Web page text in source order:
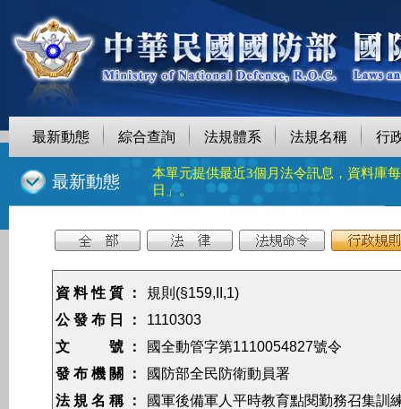
最新動態 綜合查詢 法規體系 法規名稱 行
最新動態
本單元提供最近3個月法令訊息，資料庫
日」。
資 料 性 質 ：
規則(§159,II,1)
公 發 布 日 ：
1110303
文 號 ：
國全動管字第1110054827號令
發 布 機 關 ：
國防部全民防衛動員署
法 規 名 稱 ：
國軍後備軍人平時教育點閱勤務召集訓